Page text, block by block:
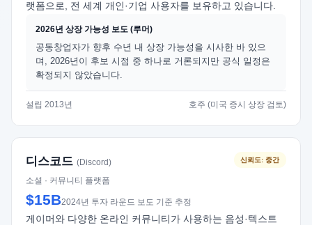
랫폼으로, 전 세계 개인·기업 사용자를 보유하고 있습니다.
2026년 상장 가능성 보도 (루머)
공동창업자가 향후 수년 내 상장 가능성을 시사한 바 있으
며, 2026년이 후보 시점 중 하나로 거론되지만 공식 일정은
확정되지 않았습니다.
설립 2013년 호주 (미국 증시 상장 검토)
디스코드 (Discord)
소셜 · 커뮤니티 플랫폼
신뢰도: 중간
$15B2024년 투자 라운드 보도 기준 추정
게이머와 다양한 온라인 커뮤니티가 사용하는 음성·텍스트